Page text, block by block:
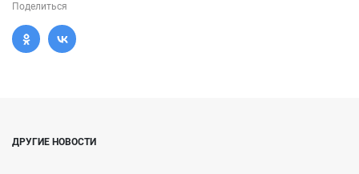
Поделиться
ДРУГИЕ НОВОСТИ